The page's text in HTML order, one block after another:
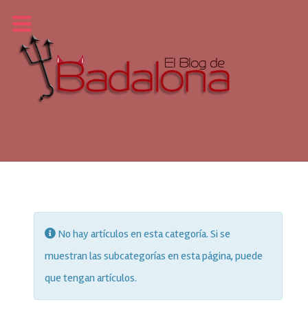
Información
No hay artículos en esta categoría. Si se
muestran las subcategorías en esta página, puede
que tengan artículos.